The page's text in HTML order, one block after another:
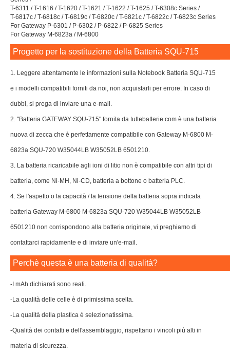
T-6311 / T-1616 / T-1620 / T-1621 / T-1622 / T-1625 / T-6308c Series /
T-6817c / T-6818c / T-6819c / T-6820c / T-6821c / T-6822c / T-6823c Series
For Gateway P-6301 / P-6302 / P-6822 / P-6825 Series
For Gateway M-6823a / M-6800
Progetto per la sostituzione della Batteria SQU-715
1. Leggere attentamente le informazioni sulla Notebook Batteria SQU-715
e i modelli compatibili forniti da noi, non acquistarli per errore. In caso di
dubbi, si prega di inviare una e-mail.
2. "Batteria GATEWAY SQU-715" fornita da tuttebatterie.com è una batteria
nuova di zecca che è perfettamente compatibile con Gateway M-6800 M-
6823a SQU-720 W35044LB W35052LB 6501210.
3. La batteria ricaricabile agli ioni di litio non è compatibile con altri tipi di
batteria, come Ni-MH, Ni-CD, batteria a bottone o batteria PLC.
4. Se l'aspetto o la capacità / la tensione della batteria sopra indicata
batteria Gateway M-6800 M-6823a SQU-720 W35044LB W35052LB
6501210 non corrispondono alla batteria originale, vi preghiamo di
contattarci rapidamente e di inviare un'e-mail.
Perchè questa è una batteria di qualità?
-I mAh dichiarati sono reali.
-La qualità delle celle è di primissima scelta.
-La qualità della plastica è selezionatissima.
-Qualità dei contatti e dell'assemblaggio, rispettano i vincoli più alti in
materia di sicurezza.